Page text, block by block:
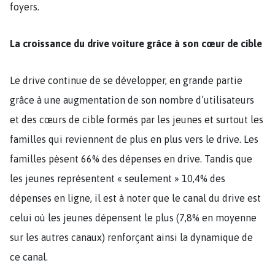
foyers.
La croissance du drive voiture grâce à son cœur de cible
Le drive continue de se développer, en grande partie
grâce à une augmentation de son nombre d’utilisateurs
et des cœurs de cible formés par les jeunes et surtout les
familles qui reviennent de plus en plus vers le drive. Les
familles pèsent 66% des dépenses en drive. Tandis que
les jeunes représentent « seulement » 10,4% des
dépenses en ligne, il est à noter que le canal du drive est
celui où les jeunes dépensent le plus (7,8% en moyenne
sur les autres canaux) renforçant ainsi la dynamique de
ce canal.